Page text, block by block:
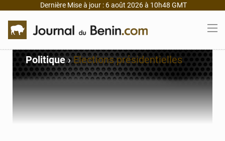
Dernière Mise à jour : 6 août 2026 à 10h48 GMT
Politique›Elections présidentielles